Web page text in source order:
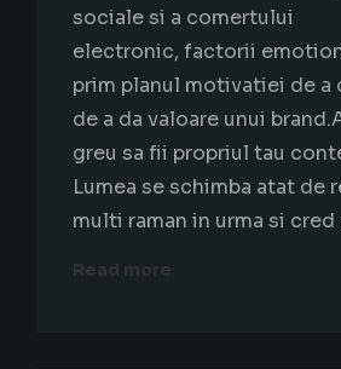
sociale si a comertului
electronic, factorii
prim planul motivatiei de a
de a da valoare unui
greu sa fii propriul tau
Lumea se schimba atat de
multi raman in urma si
Read more